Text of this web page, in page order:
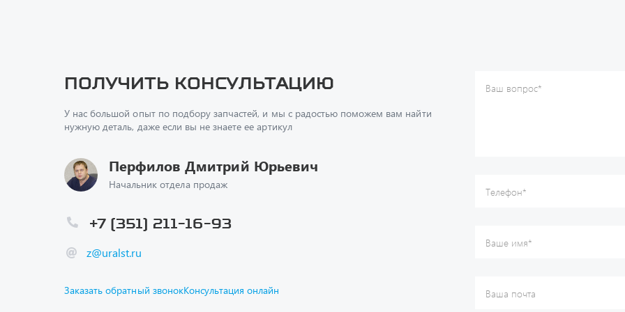
Получить консультацию
У нас большой опыт по подбору запчастей, и мы с радостью поможем вам найти
нужную деталь, даже если вы не знаете ее артикул
Перфилов Дмитрий Юрьевич
Начальник отдела продаж
z@uralst.ru
+7 (351) 211-16-93
Заказать обратный звонокКонсультация онлайн
Ваш вопрос*